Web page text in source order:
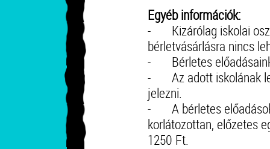
Egyéb információk:
- Kizárólag iskolai
bérletvásárlásra nincs
- Bérletes előadásaink
- Az adott iskolának
jelezni.
- A bérletes
korlátozottan, előzetes
1250 Ft.